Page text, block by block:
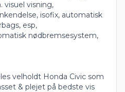
visuel visning,
isofix, automatisk
esp,
nødbremsesystem,
velholdt Honda Civic som
& plejet på bedste vis